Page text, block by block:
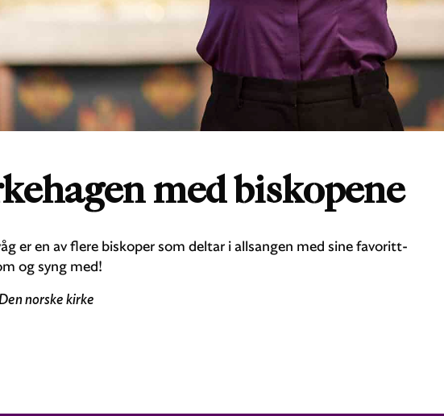
med biskopene
er en av flere biskoper som deltar i allsangen med sine favoritt-
og syng med!
norske kirke